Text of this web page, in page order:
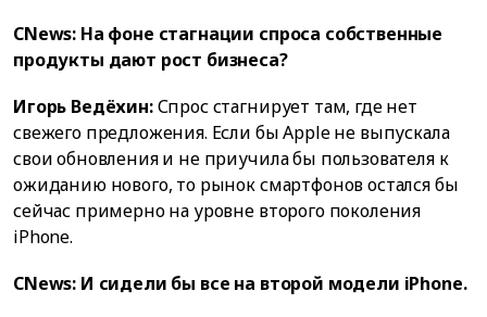
CNews: На фоне стагнации спроса собственные
продукты дают рост бизнеса?
Игорь Ведёхин:Спрос стагнирует там, где нет
свежего предложения. Если бы Apple не выпускала
свои обновления и не приучила бы пользователя к
ожиданию нового, то рынок смартфонов остался бы
сейчас примерно на уровне второго поколения
iPhone.
CNews: И сидели бы все на второй модели iPhone.